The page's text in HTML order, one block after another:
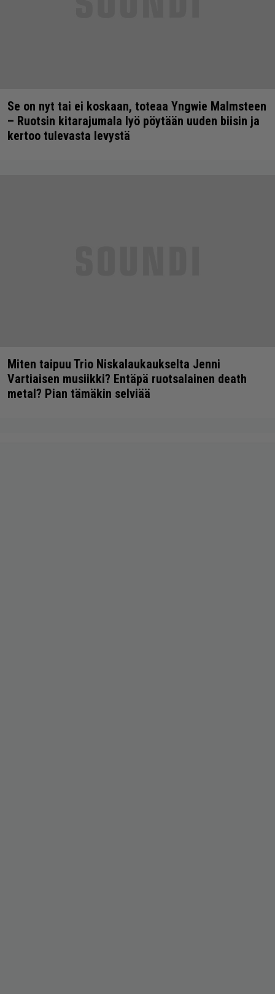
Se on nyt tai ei koskaan, toteaa Yngwie Malmsteen
– Ruotsin kitarajumala lyö pöytään uuden biisin ja
kertoo tulevasta levystä
Miten taipuu Trio Niskalaukaukselta Jenni
Vartiaisen musiikki? Entäpä ruotsalainen death
metal? Pian tämäkin selviää